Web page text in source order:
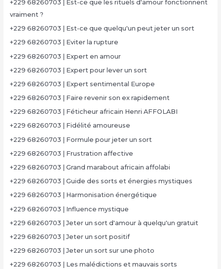
+229 68260703 | Est-ce que les rituels d'amour fonctionnent
vraiment ?
+229 68260703 | Est-ce que quelqu'un peut jeter un sort
+229 68260703 | Eviter la rupture
+229 68260703 | Expert en amour
+229 68260703 | Expert pour lever un sort
+229 68260703 | Expert sentimental Europe
+229 68260703 | Faire revenir son ex rapidement
+229 68260703 | Féticheur africain Henri AFFOLABI
+229 68260703 | Fidélité amoureuse
+229 68260703 | Formule pour jeter un sort
+229 68260703 | Frustration affective
+229 68260703 | Grand marabout africain affolabi
+229 68260703 | Guide des sorts et énergies mystiques
+229 68260703 | Harmonisation énergétique
+229 68260703 | Influence mystique
+229 68260703 | Jeter un sort d'amour à quelqu'un gratuit
+229 68260703 | Jeter un sort positif
+229 68260703 | Jeter un sort sur une photo
+229 68260703 | Les malédictions et mauvais sorts